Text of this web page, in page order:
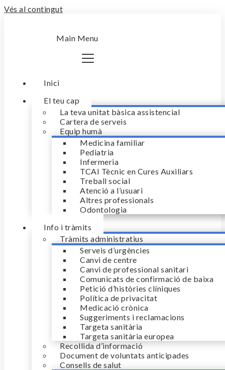
Vés al contingut
Main Menu
Inici
El teu cap
La teva unitat bàsica assistencial
Cartera de serveis
Equip humà
Medicina familiar
Pediatria
Infermeria
TCAI Tècnic en Cures Auxiliars
Treball social
Atenció a l’usuari
Altres professionals
Odontologia
Info i tràmits
Tràmits administratius
Serveis d’urgències
Canvi de centre
Canvi de professional sanitari
Comunicats de confirmació de baixa
Petició d’històries clíniques
Política de privacitat
Medicació crònica
Suggeriments i reclamacions
Targeta sanitària
Targeta sanitària europea
Recollida d’informació
Document de voluntats anticipades
Consells de salut